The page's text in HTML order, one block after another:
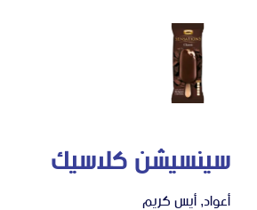
سينسيشن كلاسيك
أعواد, أيس كريم